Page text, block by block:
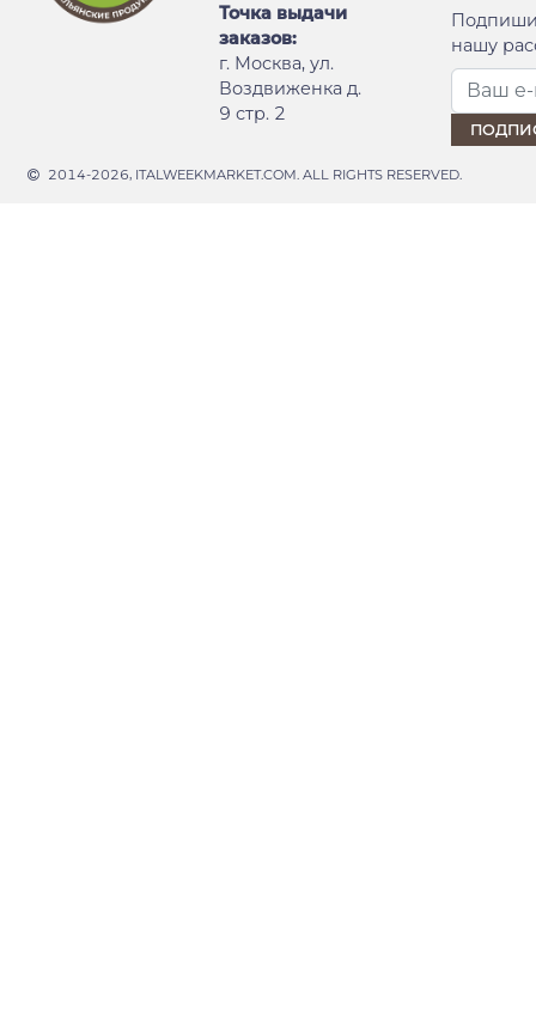
Точка выдачи
заказов:
г. Москва, ул.
Воздвиженка д.
9 стр. 2
нашу
2014-2026, ITALWEEKMARKET.COM. ALL RIGHTS RESERVED.